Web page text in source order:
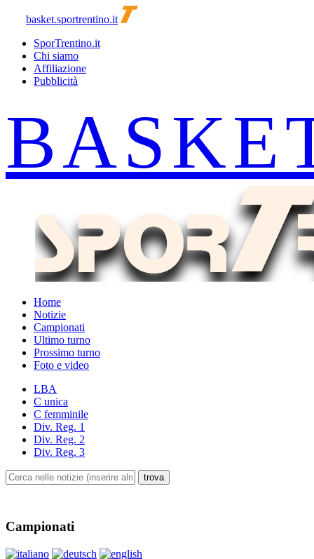
basket.sportrentino.it
SporTrentino.it
Chi siamo
Affiliazione
Pubblicità
Home
Notizie
Campionati
Ultimo turno
Prossimo turno
Foto e video
LBA
C unica
C femminile
Div. Reg. 1
Div. Reg. 2
Div. Reg. 3
Campionati